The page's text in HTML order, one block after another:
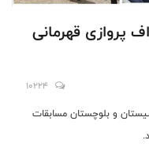
پروازی قهرمانی
10224
و بلوچستان مسابقات